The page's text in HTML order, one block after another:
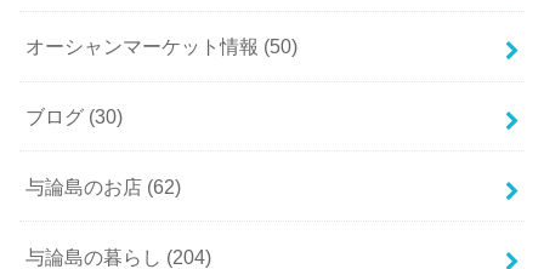
オーシャンマーケット情報 (50)
ブログ (30)
与論島のお店 (62)
与論島の暮らし (204)